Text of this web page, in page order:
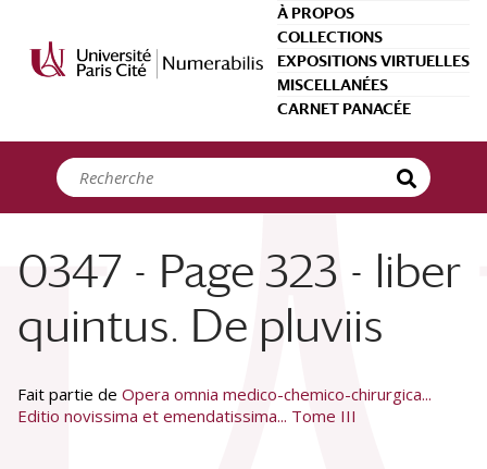
À PROPOS
COLLECTIONS
EXPOSITIONS VIRTUELLES
MISCELLANÉES
CARNET PANACÉE
0347 - Page 323 - liber
quintus. De pluviis
Fait partie de Opera omnia medico-chemico-chirurgica...
Editio novissima et emendatissima... Tome III